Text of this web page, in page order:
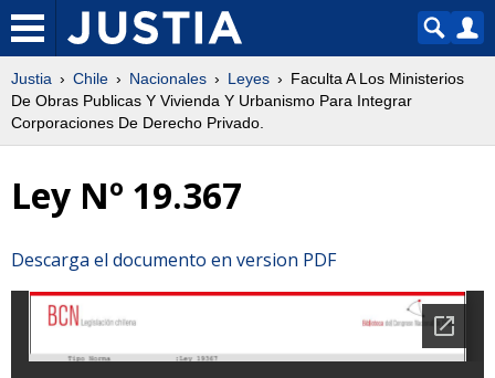
Justia Chile Nacionales Leyes
Faculta A Los Ministerios
De Obras Publicas Y Vivienda Y Urbanismo Para Integrar
Corporaciones De Derecho Privado.
Ley Nº 19.367
Descarga el documento en version PDF